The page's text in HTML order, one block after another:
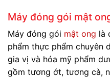
Máy đóng gói mật
Máy đóng gói mật ong là
phẩm thực phẩm chuyên
gia vị và hóa mỹ phẩm
gồm tương ớt, tương cà,